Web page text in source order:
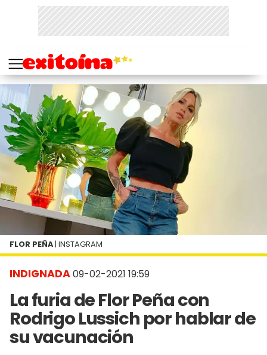
INDIGNADA09-02-2021 19:59
La furia de Flor Peña con
Rodrigo Lussich por hablar de
su vacunación
FLOR PEÑA | INSTAGRAM